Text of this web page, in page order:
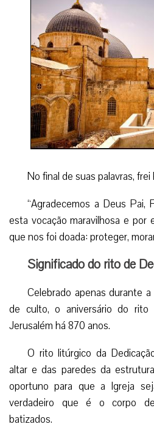
No final de suas palavras,
“Agradecemos a Deus Pai,
esta vocação maravilhosa e por
que nos foi doada: proteger,
Significado do rito de
Celebrado apenas durante
de culto, o aniversário do rito
Jerusalém há 870 anos.
O rito litúrgico da
altar e das paredes da
oportuno para que a Igreja
verdadeiro que é o corpo
batizados.